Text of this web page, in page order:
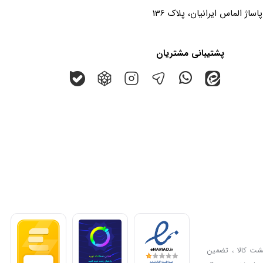
پشتیبانی مشتریان
کالا ، تضمین